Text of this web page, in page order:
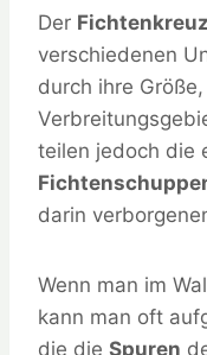
Der
verschiedenen
durch ihre
teilen jedoch die
darin
Wenn man im
kann man oft
die die Spuren